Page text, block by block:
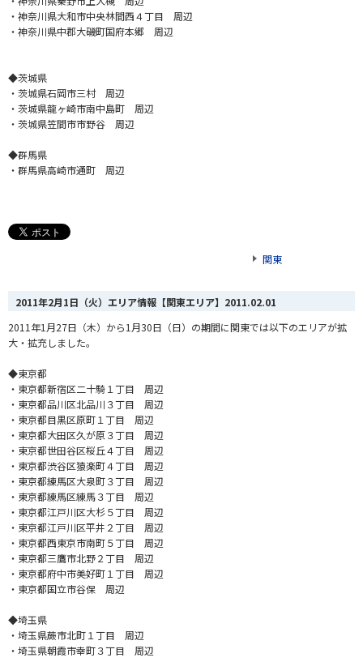
・神奈川県大和市中央林間西４丁目 周辺
・神奈川県中郡大磯町国府本郷 周辺
◆茨城県
・茨城県石岡市三村 周辺
・茨城県龍ヶ崎市南中島町 周辺
・茨城県笠間市市野谷 周辺
◆群馬県
・群馬県高崎市通町 周辺
関東
2011年2月1日（火）エリア情報【関東エリア】 2011.02.01
2011年1月27日（木）から1月30日（日）の期間に関東では以下のエリアが拡
大・拡充しました。
◆東京都
・東京都新宿区二十騎１丁目 周辺
・東京都品川区北品川３丁目 周辺
・東京都目黒区原町１丁目 周辺
・東京都大田区久が原３丁目 周辺
・東京都世田谷区桜丘４丁目 周辺
・東京都渋谷区猿楽町４丁目 周辺
・東京都練馬区大泉町３丁目 周辺
・東京都練馬区練馬３丁目 周辺
・東京都江戸川区大杉５丁目 周辺
・東京都江戸川区平井２丁目 周辺
・東京都西東京市南町５丁目 周辺
・東京都三鷹市北野２丁目 周辺
・東京都府中市美好町１丁目 周辺
・東京都国立市谷保 周辺
◆埼玉県
・埼玉県蕨市北町１丁目 周辺
・埼玉県朝霞市幸町３丁目 周辺